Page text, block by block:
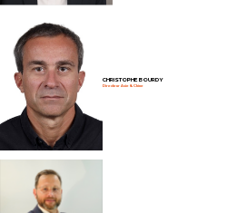
CHRISTOPHE BOURDY
Directeur Asie & Chine